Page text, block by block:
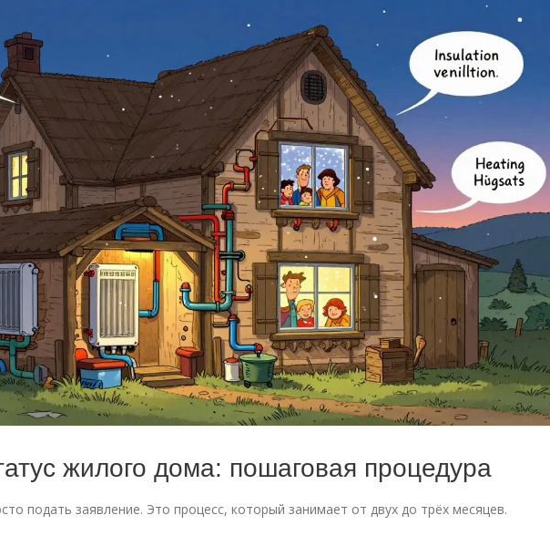
жилого дома: пошаговая процедура
подать заявление. Это процесс, который занимает от двух до трёх месяцев.